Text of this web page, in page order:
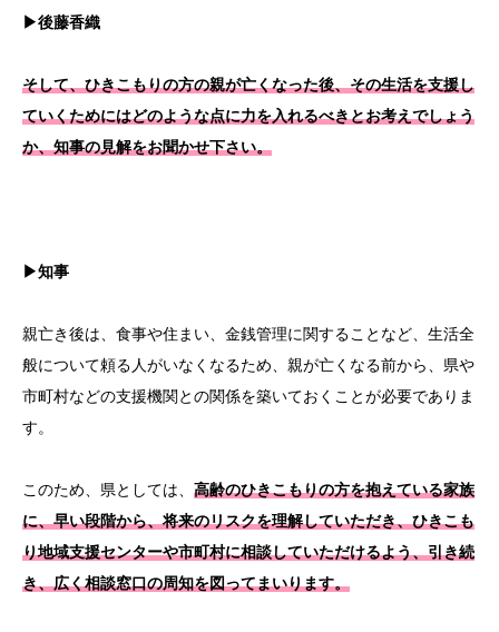
▶後藤香織
そして、ひきこもりの方の親が亡くなった後、その生活を支援し
ていくためにはどのような点に力を入れるべきとお考えでしょう
か、知事の見解をお聞かせ下さい。
▶知事
親亡き後は、食事や住まい、金銭管理に関することなど、生活全
般について頼る人がいなくなるため、親が亡くなる前から、県や
市町村などの支援機関との関係を築いておくことが必要でありま
す。
このため、県としては、 高齢のひきこもりの方を抱えている家族
に、早い段階から、将来のリスクを理解していただき、ひきこも
り地域支援センターや市町村に相談していただけるよう、引き続
き、広く相談窓口の周知を図ってまいります。